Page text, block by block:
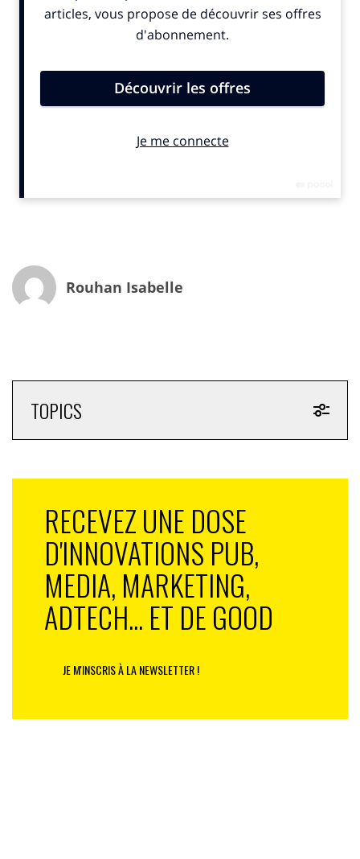
talents qui ont le plus de chance de réussir dans un
poste, pour un recrutement ou une mobilité interne,
est de renforcer la justice sociale, en mettant de
que soit son genre, son âge, sa formation, son origine
recrutement. Il faut de l’humain dans les recrutements
!
Rouhan Isabelle
TOPICS
RECEVEZ UNE DOSE
D'INNOVATIONS PUB,
MEDIA, MARKETING,
ADTECH... ET DE GOOD
JE M'INSCRIS À LA NEWSLETTER !